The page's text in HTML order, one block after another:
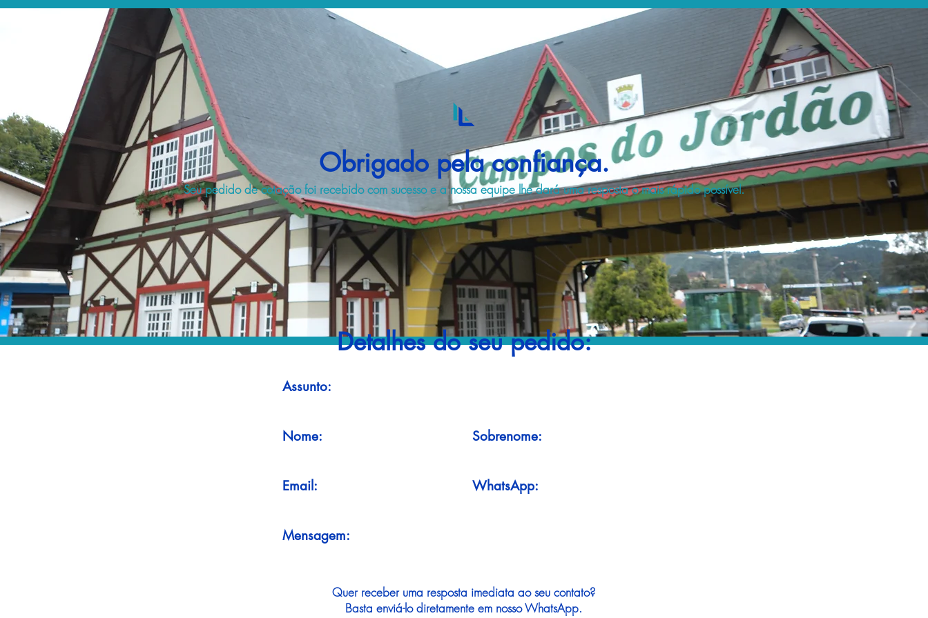
Obrigado pela confiança.
Seu pedido de cotação foi recebido com sucesso e a nossa equipe lhe dará uma resposta o mais rápido possível.
Detalhes do seu pedido:
Assunto:
Nome: Sobrenome:
Email: WhatsApp:
Mensagem:
Quer receber uma resposta imediata ao seu contato?
Basta enviá-lo diretamente em nosso WhatsApp.